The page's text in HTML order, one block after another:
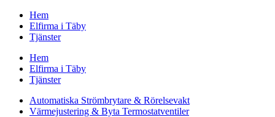
Hem
Elfirma i Täby
Tjänster
Hem
Elfirma i Täby
Tjänster
Automatiska Strömbrytare & Rörelsevakt
Värmejustering & Byta Termostatventiler